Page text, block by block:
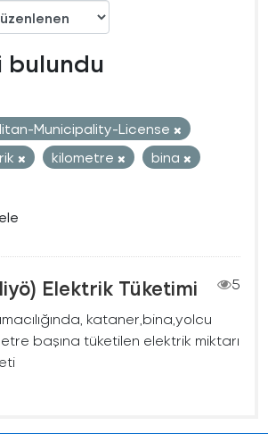
bulundu
Municipality-License
kilometre
bina
Elektrik Tüketimi
5
kataner,bina,yolcu
başına tüketilen elektrik miktarı